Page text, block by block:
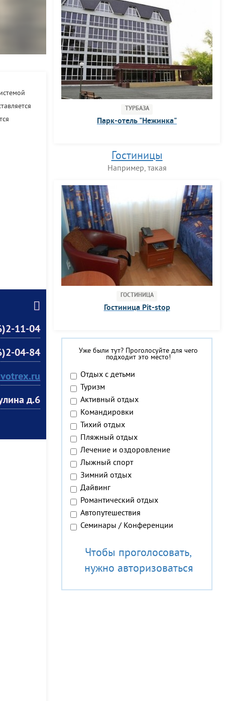
11-04
04-84
д.6
ТУРБАЗА
Парк-отель "Нежинка"
Гостиницы
Например, такая
ГОСТИНИЦА
Гостиница Pit-stop
Уже были тут? Проголосуйте для чего
подходит это место!
Отдых с детьми
Туризм
Активный отдых
Командировки
Тихий отдых
Пляжный отдых
Лечение и оздоровление
Лыжный спорт
Зимний отдых
Дайвинг
Романтический отдых
Автопутешествия
Семинары / Конференции
Чтобы проголосовать,
нужно авторизоваться